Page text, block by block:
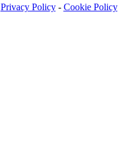
page
page
page
Privacy Policy- Cookie Policy